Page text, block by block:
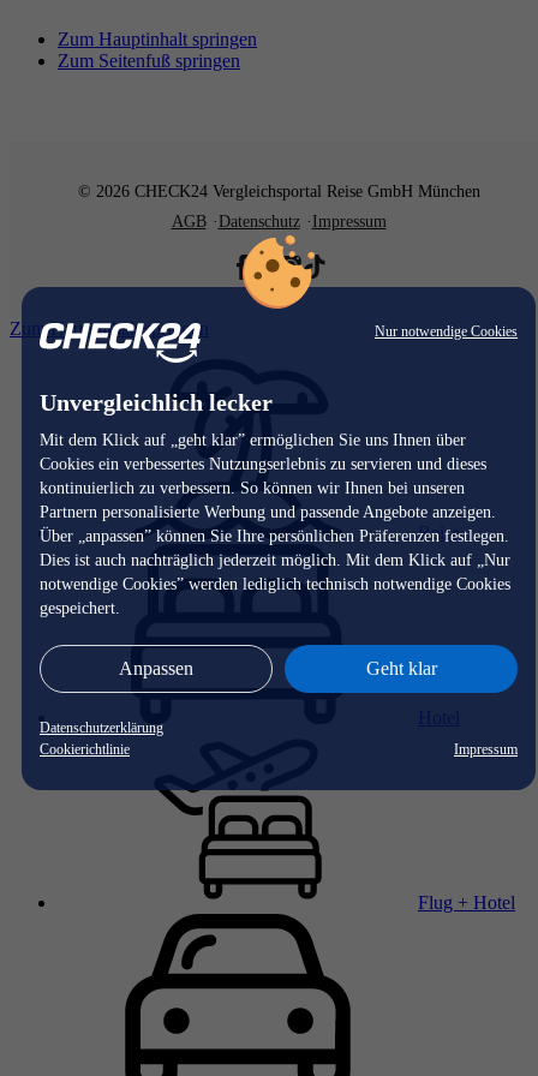
Nur notwendige Cookies
Unvergleichlich lecker
Mit dem Klick auf „geht klar” ermöglichen Sie uns Ihnen über
Cookies ein verbessertes Nutzungserlebnis zu servieren und dieses
kontinuierlich zu verbessern. So können wir Ihnen bei unseren
Partnern personalisierte Werbung und passende Angebote anzeigen.
Über „anpassen” können Sie Ihre persönlichen Präferenzen festlegen.
Dies ist auch nachträglich jederzeit möglich. Mit dem Klick auf „Nur
notwendige Cookies” werden lediglich technisch notwendige Cookies
gespeichert.
Anpassen Geht klar
Datenschutzerklärung
Cookierichtlinie
Impressum
Zum Hauptinhalt springen
Zum Seitenfuß springen
© 2026 CHECK24 Vergleichsportal Reise GmbH München
AGB
Datenschutz Impressum
Zum Hauptinhalt springen
Reise
Flug + Hotel